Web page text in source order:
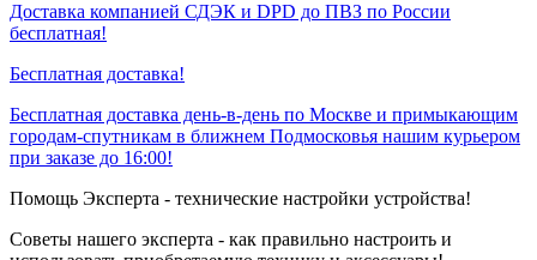
Доставка компанией СДЭК и DPD до ПВЗ по России
бесплатная!
Бесплатная доставка!
Бесплатная доставка день-в-день по Москве и примыкающим
городам-спутникам в ближнем Подмосковья нашим курьером
при заказе до 16:00!
Помощь Эксперта - технические настройки устройства!
Советы нашего эксперта - как правильно настроить и